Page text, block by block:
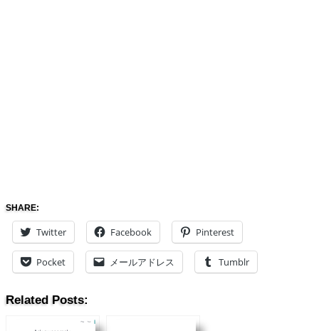
SHARE:
Twitter Facebook Pinterest
Pocket メールアドレス Tumblr
Related Posts: